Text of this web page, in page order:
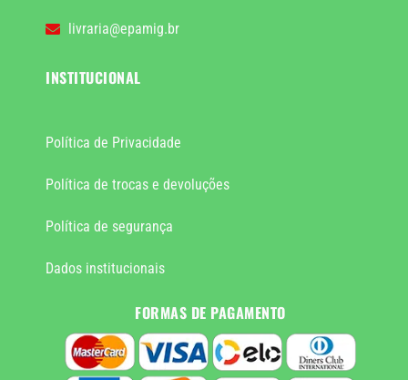
livraria@epamig.br
INSTITUCIONAL
Política de Privacidade
Política de trocas e devoluções
Política de segurança
Dados institucionais
FORMAS DE PAGAMENTO